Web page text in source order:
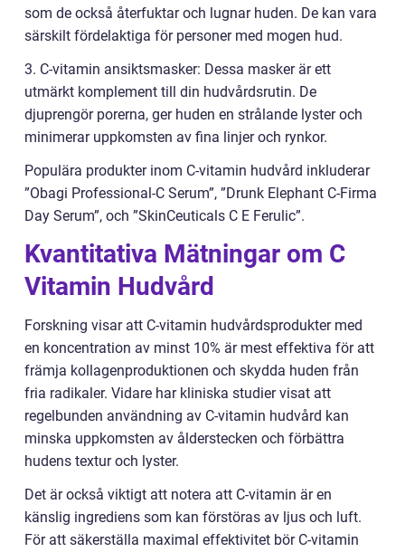
som de också återfuktar och lugnar huden. De kan vara
särskilt fördelaktiga för personer med mogen hud.
3. C-vitamin ansiktsmasker: Dessa masker är ett
utmärkt komplement till din hudvårdsrutin. De
djuprengör porerna, ger huden en strålande lyster och
minimerar uppkomsten av fina linjer och rynkor.
Populära produkter inom C-vitamin hudvård inkluderar
”Obagi Professional-C Serum”, ”Drunk Elephant C-Firma
Day Serum”, och ”SkinCeuticals C E Ferulic”.
Kvantitativa Mätningar om C
Vitamin Hudvård
Forskning visar att C-vitamin hudvårdsprodukter med
en koncentration av minst 10% är mest effektiva för att
främja kollagenproduktionen och skydda huden från
fria radikaler. Vidare har kliniska studier visat att
regelbunden användning av C-vitamin hudvård kan
minska uppkomsten av ålderstecken och förbättra
hudens textur och lyster.
Det är också viktigt att notera att C-vitamin är en
känslig ingrediens som kan förstöras av ljus och luft.
För att säkerställa maximal effektivitet bör C-vitamin